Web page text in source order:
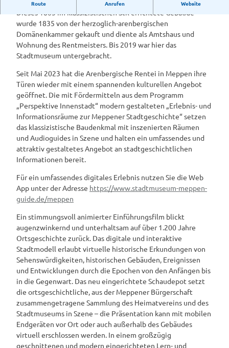
Route Anrufen Website
Dieses 1805 im klassizistischen Stil errichtete Gebäude
wurde 1835 von der herzoglich-arenbergischen
Domänenkammer gekauft und diente als Amtshaus und
Wohnung des Rentmeisters. Bis 2019 war hier das
Stadtmuseum untergebracht.
Seit Mai 2023 hat die Arenbergische Rentei in Meppen ihre
Türen wieder mit einem spannenden kulturellen Angebot
geöffnet. Die mit Fördermitteln aus dem Programm
„Perspektive Innenstadt“ modern gestalteten „Erlebnis- und
Informationsräume zur Meppener Stadtgeschichte“ setzen
das klassizistische Baudenkmal mit inszenierten Räumen
und Audioguides in Szene und halten ein umfassendes und
attraktiv gestaltetes Angebot an stadtgeschichtlichen
Informationen bereit.
Für ein umfassendes digitales Erlebnis nutzen Sie die Web
App unter der Adresse https://www.stadtmuseum-meppen-
guide.de/meppen
Ein stimmungsvoll animierter Einführungsfilm blickt
augenzwinkernd und unterhaltsam auf über 1.200 Jahre
Ortsgeschichte zurück. Das digitale und interaktive
Stadtmodell erlaubt virtuelle historische Erkundungen von
Sehenswürdigkeiten, historischen Gebäuden, Ereignissen
und Entwicklungen durch die Epochen von den Anfängen bis
in die Gegenwart. Das neu eingerichtete Schaudepot setzt
die ortsgeschichtliche, aus der Meppener Bürgerschaft
zusammengetragene Sammlung des Heimatvereins und des
Stadtmuseums in Szene – die Präsentation kann mit mobilen
Endgeräten vor Ort oder auch außerhalb des Gebäudes
virtuell erschlossen werden. In einem großzügig
geschnittenen und modern eingerichteten Lern- und